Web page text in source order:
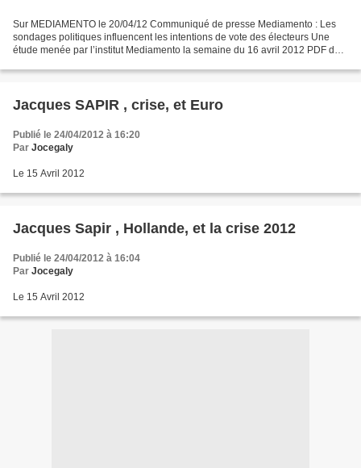
Sur MEDIAMENTO le 20/04/12 Communiqué de presse Mediamento : Les
sondages politiques influencent les intentions de vote des électeurs Une
étude menée par l’institut Mediamento la semaine du 16 avril 2012 PDF du
Jacques SAPIR , crise, et Euro
Publié le 24/04/2012 à 16:20
Par Jocegaly
Le 15 Avril 2012
Jacques Sapir , Hollande, et la crise 2012
Publié le 24/04/2012 à 16:04
Par Jocegaly
Le 15 Avril 2012